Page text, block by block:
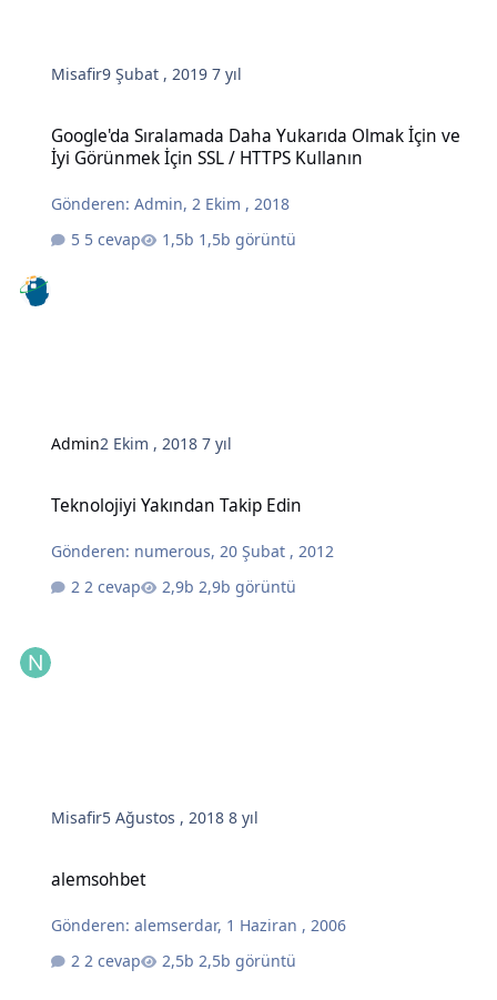
Misafir9 Şubat , 20197 yıl
Google'da Sıralamada Daha Yukarıda Olmak İçin ve
İyi Görünmek İçin SSL / HTTPS Kullanın
Gönderen:Admin,2 Ekim , 2018
5 cevap
1,5b görüntü
Admin2 Ekim , 20187 yıl
Teknolojiyi Yakından Takip Edin
Gönderen: numerous,20 Şubat , 2012
2 cevap
2,9b görüntü
Misafir5 Ağustos , 20188 yıl
alemsohbet
Gönderen:alemserdar, 1 Haziran , 2006
2 cevap
2,5b görüntü